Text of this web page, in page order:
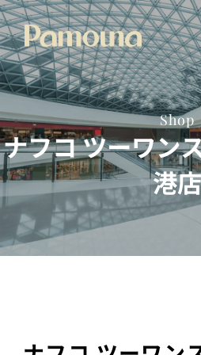
Shop
ナフコ ツーワン
港店